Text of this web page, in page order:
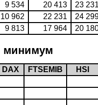
9 534 20 413
23
10 962 22 231
24
9 813 17 964 20
минимум
DAX FTSEMIB
HSI